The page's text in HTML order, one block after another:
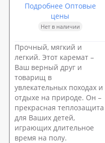
Подробнее Оптовые
цены
Нет в наличии
Прочный, мягкий и
легкий. Этот каремат –
Ваш верный друг и
товарищ в
увлекательных походах и
отдыхе на природе. Он –
прекрасная теплозащита
для Ваших детей,
играющих длительное
время на полу.